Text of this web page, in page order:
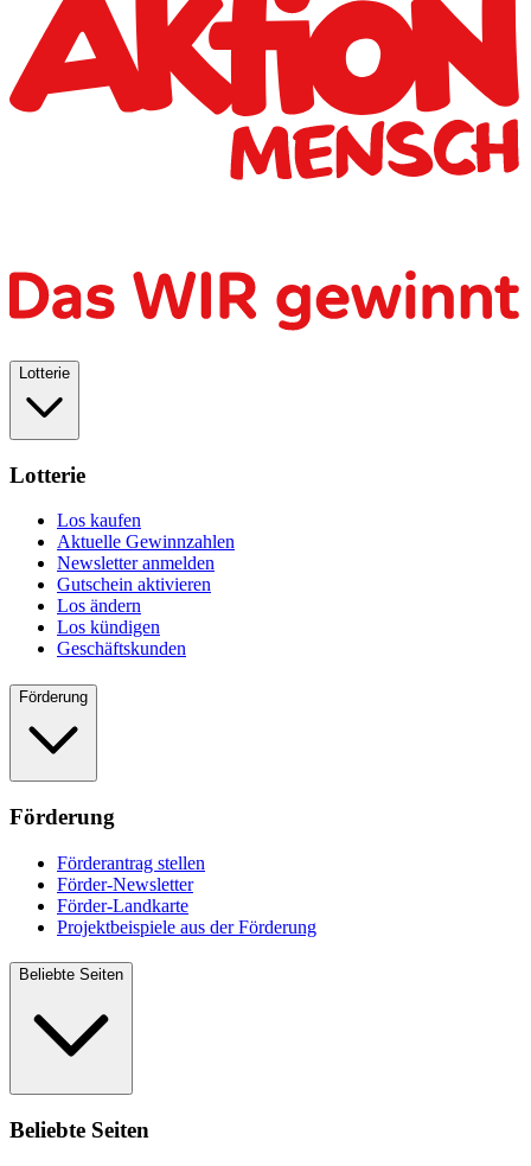
Lotterie
Lotterie
Los kaufen
Aktuelle Gewinnzahlen
Newsletter anmelden
Gutschein aktivieren
Los ändern
Los kündigen
Geschäftskunden
Förderung
Förderung
Förderantrag stellen
Förder-Newsletter
Förder-Landkarte
Projektbeispiele aus der Förderung
Beliebte Seiten
Beliebte Seiten